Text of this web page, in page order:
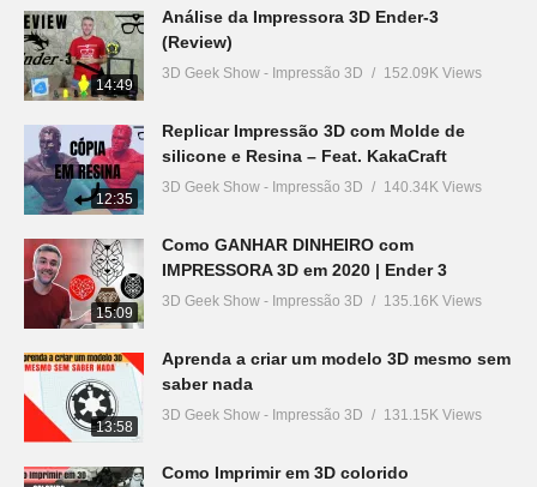
14:49
Análise da Impressora 3D Ender-3
(Review)
3D Geek Show - Impressão 3D 152.09K Views
12:35
Replicar Impressão 3D com Molde de
silicone e Resina – Feat. KakaCraft
3D Geek Show - Impressão 3D 140.34K Views
15:09
Como GANHAR DINHEIRO com
IMPRESSORA 3D em 2020 | Ender 3
3D Geek Show - Impressão 3D 135.16K Views
13:58
Aprenda a criar um modelo 3D mesmo sem
saber nada
3D Geek Show - Impressão 3D 131.15K Views
Como Imprimir em 3D colorido